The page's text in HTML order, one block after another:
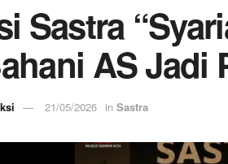
Sastra
AS Jadi
21/05/2026 in Sastra